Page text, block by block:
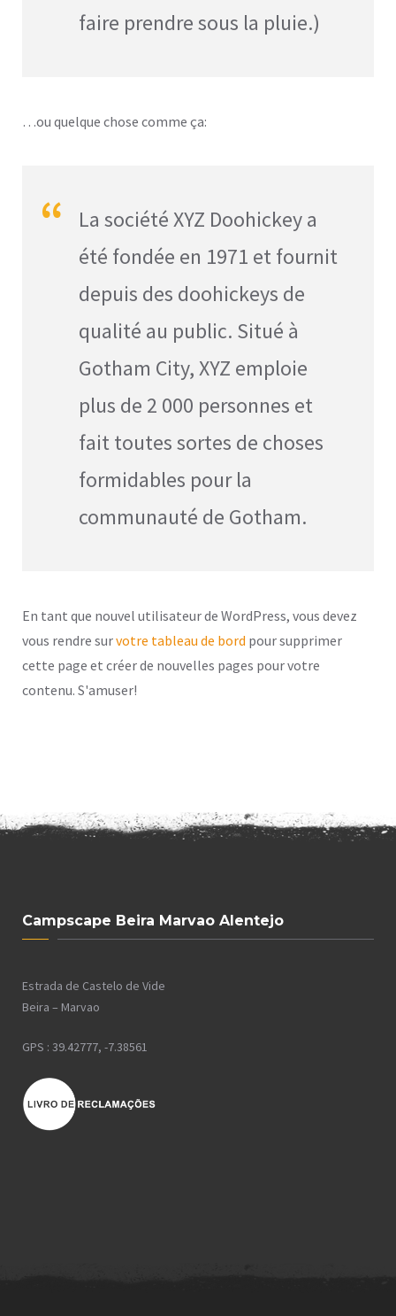
faire prendre sous la pluie.)
…ou quelque chose comme ça:
La société XYZ Doohickey a
été fondée en 1971 et fournit
depuis des doohickeys de
qualité au public. Situé à
Gotham City, XYZ emploie
plus de 2 000 personnes et
fait toutes sortes de choses
formidables pour la
communauté de Gotham.
En tant que nouvel utilisateur de WordPress, vous devez
vous rendre survotre tableau de bord pour supprimer
cette page et créer de nouvelles pages pour votre
contenu. S'amuser!
Campscape Beira Marvao Alentejo
Estrada de Castelo de Vide
Beira – Marvao
GPS : 39.42777, -7.38561